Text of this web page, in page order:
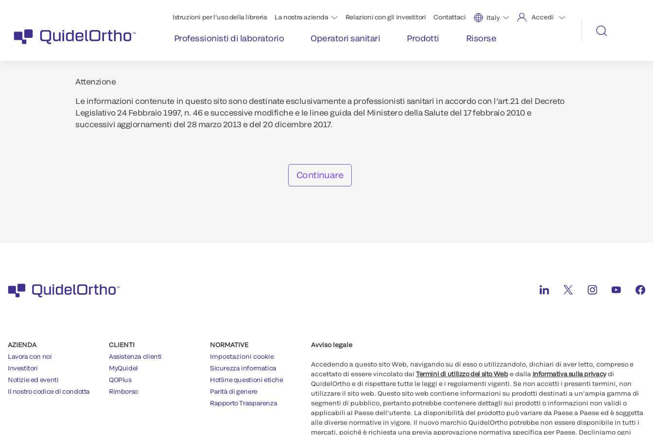
Istruzioni per l'uso della libreria La nostra azienda Relazioni con gli investitori Contattaci Italy Accedi
Professionisti di laboratorio Operatori sanitari Prodotti Risorse
Attenzione
Le informazioni contenute in questo sito sono destinate esclusivamente a professionisti sanitari in accordo con l’art.21 del Decreto
Legislativo 24 Febbraio 1997, n. 46 e successive modifiche e le linee guida del Ministero della Salute del 17 febbraio 2010 e
successivi aggiornamenti del 28 marzo 2013 e del 20 dicembre 2017.
Continuare
AZIENDA
Lavora con noi
Investitori
Notizie ed eventi
Il nostro codice di condotta
CLIENTI
Assistenza clienti
MyQuidel
QOPlus
Rimborso
NORMATIVE
Impostazioni cookie
Sicurezza informatica
Hotline questioni etiche
Parità di genere
Rapporto Trasparenza
Avviso legale
Accedendo a questo sito Web, navigando su di esso o utilizzandolo, dichiari di aver letto, compreso e
accettato di essere vincolato dai Termini di utilizzo del sito Webe dalla Informativa sulla privacydi
QuidelOrtho e di rispettare tutte le leggi e i regolamenti vigenti. Se non accetti i presenti termini, non
utilizzare il sito web. Questo sito web contiene informazioni su prodotti destinati a un'ampia gamma di
segmenti di pubblico, pertanto potrebbe contenere dettagli sui prodotti o informazioni non validi o
applicabili al Paese dell'utente. La disponibilità del prodotto può variare da Paese a Paese ed è soggetta
alle diverse normative in vigore. Il nuovo marchio QuidelOrtho potrebbe non essere disponibile in tutti i
mercati, poiché è richiesta una previa approvazione normativa specifica per Paese. Decliniamo ogni